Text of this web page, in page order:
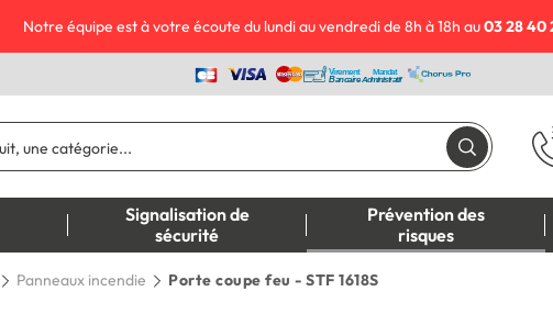
Notre équipe est à votre écoute du lundi au vendredi de 8h à 18h au03 28 40
Signalisation de
sécurité
Prévention des
risques
Panneaux incendie Porte coupe feu - STF 1618S